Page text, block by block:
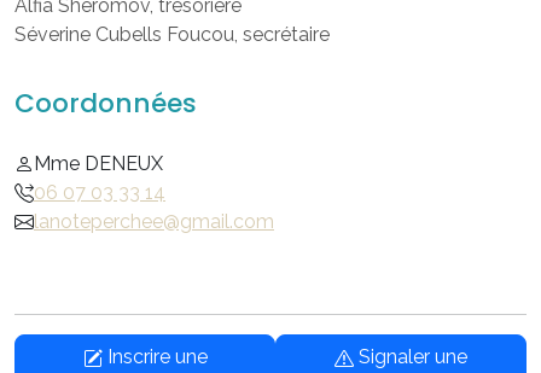
Alfia Sheromov, trésorière
Séverine Cubells Foucou, secrétaire
Coordonnées
Mme DENEUX
06 07 03 33 14
lanoteperchee@gmail.com
Inscrire une
Signaler une